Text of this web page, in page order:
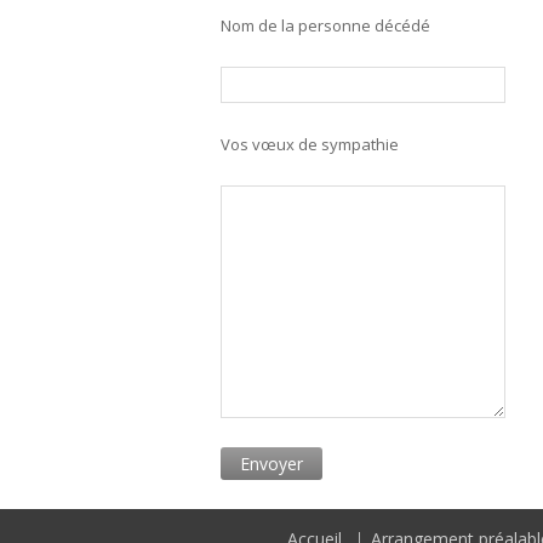
Nom de la personne décédé
Vos vœux de sympathie